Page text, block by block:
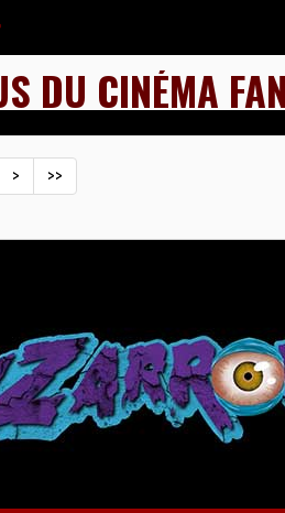
DU CINÉMA
> >>